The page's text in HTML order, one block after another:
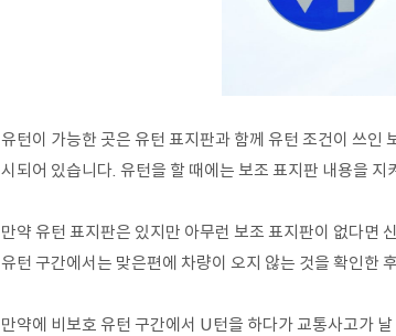
유턴이 가능한 곳은 유턴 표지판과 함께 유턴 조건이 쓰인
시되어 있습니다. 유턴을 할 때에는 보조 표지판 내용을
만약 유턴 표지판은 있지만 아무런 보조 표지판이 없다면
유턴 구간에서는 맞은편에 차량이 오지 않는 것을 확인한
만약에 비보호 유턴 구간에서 U턴을 하다가 교통사고가